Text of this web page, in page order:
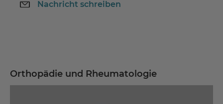
Nachricht schreiben
Orthopädie und Rheumatologie